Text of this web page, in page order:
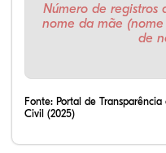
Número de registros
nome da mãe
de
Fonte: Portal de
Civil (2025)